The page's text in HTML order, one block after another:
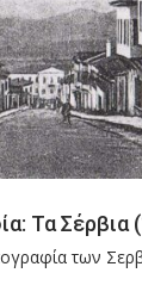
Τα Σέρβια
των